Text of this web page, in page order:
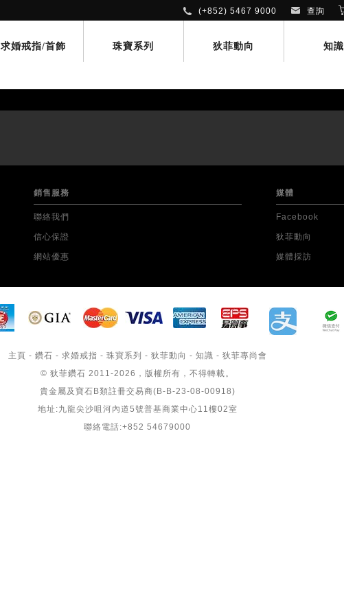
查詢
(+852) 5467 9000
求婚戒指/首飾 珠寶系列 狄菲動向 知識
銷售服務
聯絡我們
信心保證
網站優惠
媒體
Facebook
狄菲動向
媒體採訪
主頁 - 鑽石 - 求婚戒指 - 珠寶系列 - 狄菲動向 - 知識 - 狄菲專尚會
© 狄菲鑽石 2011-2026，版權所有，不得轉載。
貴金屬及寶石B類註冊交易商(B-B-23-08-00918)
地址:九龍尖沙咀河內道5號普基商業中心11樓02室
聯絡電話:+852 54679000